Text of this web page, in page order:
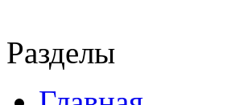
Разделы